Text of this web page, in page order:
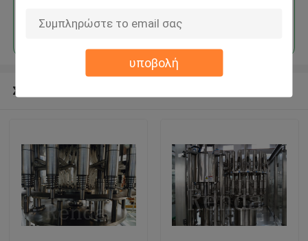
υποβολή
Να συνεχίσει
Συνιστώμενα προϊόντα